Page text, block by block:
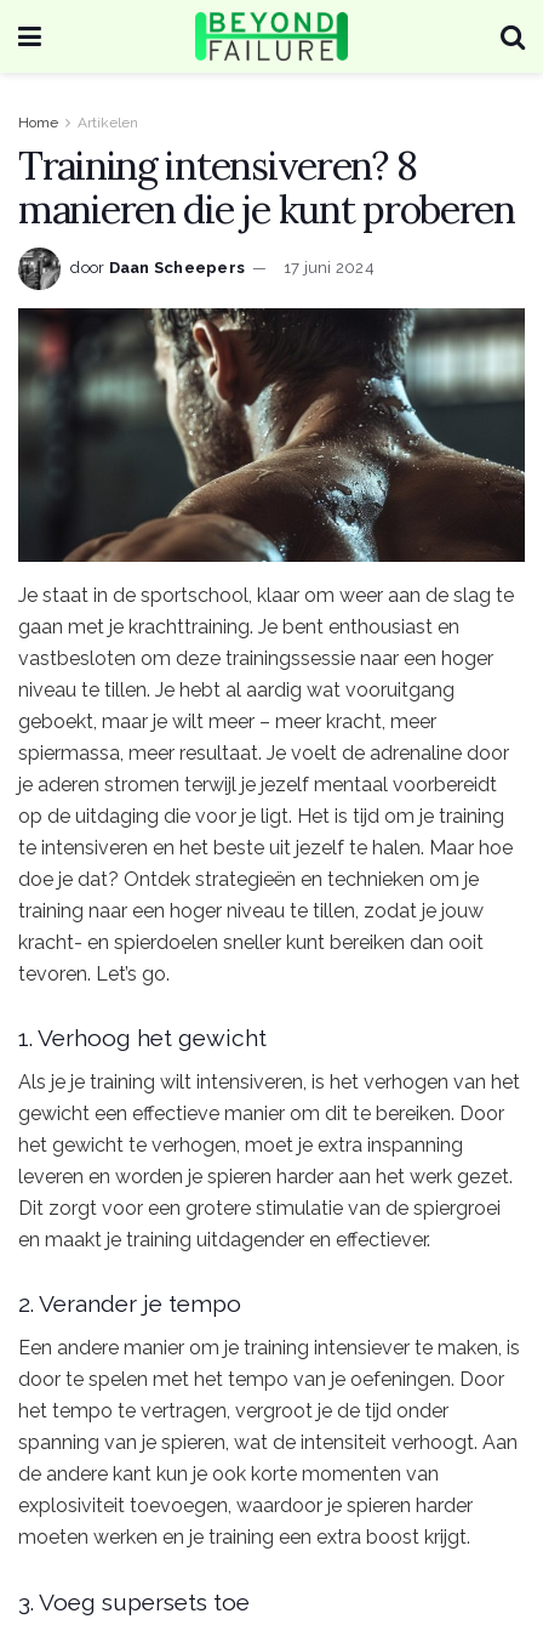
Home Artikelen
Training intensiveren? 8
manieren die je kunt proberen
door Daan Scheepers 17 juni 2024
Je staat in de sportschool, klaar om weer aan de slag te
gaan met je krachttraining. Je bent enthousiast en
vastbesloten om deze trainingssessie naar een hoger
niveau te tillen. Je hebt al aardig wat vooruitgang
geboekt, maar je wilt meer – meer kracht, meer
spiermassa, meer resultaat. Je voelt de adrenaline door
je aderen stromen terwijl je jezelf mentaal voorbereidt
op de uitdaging die voor je ligt. Het is tijd om je training
te intensiveren en het beste uit jezelf te halen. Maar hoe
doe je dat? Ontdek strategieën en technieken om je
training naar een hoger niveau te tillen, zodat je jouw
kracht- en spierdoelen sneller kunt bereiken dan ooit
tevoren. Let’s go.
1. Verhoog het gewicht
Als je je training wilt intensiveren, is het verhogen van het
gewicht een effectieve manier om dit te bereiken. Door
het gewicht te verhogen, moet je extra inspanning
leveren en worden je spieren harder aan het werk gezet.
Dit zorgt voor een grotere stimulatie van de spiergroei
en maakt je training uitdagender en effectiever.
2. Verander je tempo
Een andere manier om je training intensiever te maken, is
door te spelen met het tempo van je oefeningen. Door
het tempo te vertragen, vergroot je de tijd onder
spanning van je spieren, wat de intensiteit verhoogt. Aan
de andere kant kun je ook korte momenten van
explosiviteit toevoegen, waardoor je spieren harder
moeten werken en je training een extra boost krijgt.
3. Voeg supersets toe